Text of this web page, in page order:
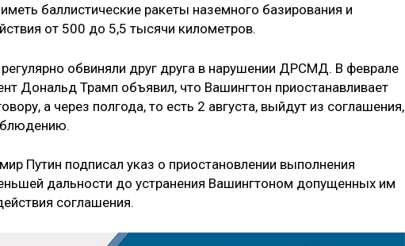
баллистические ракеты наземного базирования и
от 500 до 5,5 тысячи километров.
обвиняли друг друга в нарушении ДРСМД. В феврале
Дональд Трамп объявил, что Вашингтон приостанавливает
а через полгода, то есть 2 августа, выйдут из соглашения,
Путин подписал указ о приостановлении выполнения
дальности до устранения Вашингтоном допущенных им
соглашения.